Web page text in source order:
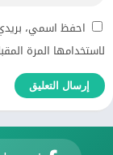
احفظ اسمي،
لاستخدامها المرة